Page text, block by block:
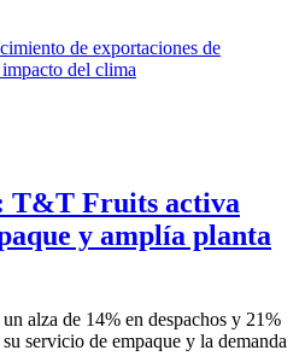
T&T Fruits activa
y amplía planta
alza de 14% en despachos y 21%
servicio de empaque y la demanda